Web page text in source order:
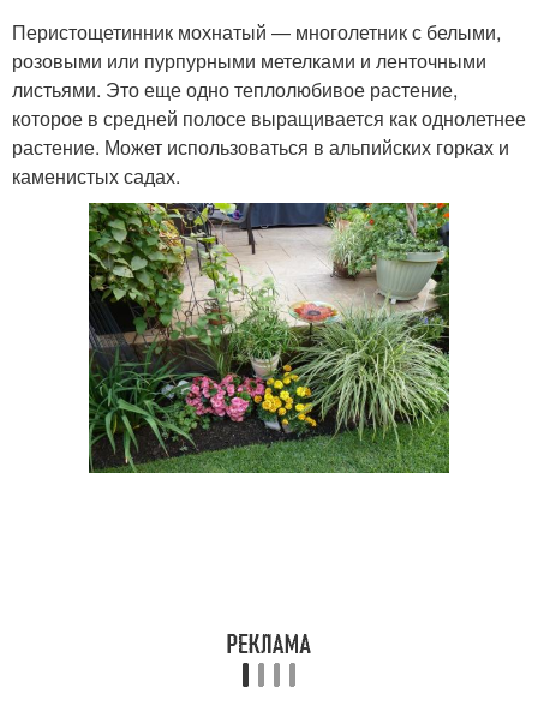
Перистощетинник мохнатый — многолетник с белыми,
розовыми или пурпурными метелками и ленточными
листьями. Это еще одно теплолюбивое растение,
которое в средней полосе выращивается как однолетнее
растение. Может использоваться в альпийских горках и
каменистых садах.